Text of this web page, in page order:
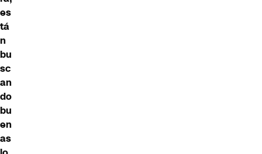
es
tá
n
bu
sc
an
do
bu
en
as